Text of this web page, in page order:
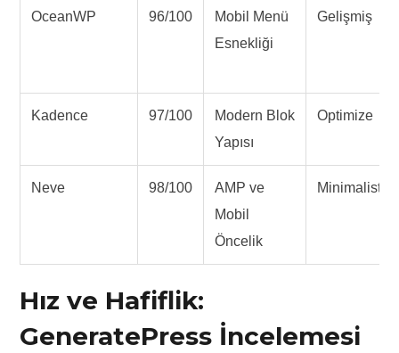
OceanWP 96/100
Mobil Menü
Esnekliği
Gelişmiş
Kadence 97/100
Modern Blok
Yapısı
Optimize
Neve 98/100
AMP ve
Mobil
Öncelik
Minimalist
Hız ve Hafiflik:
GeneratePress İncelemesi